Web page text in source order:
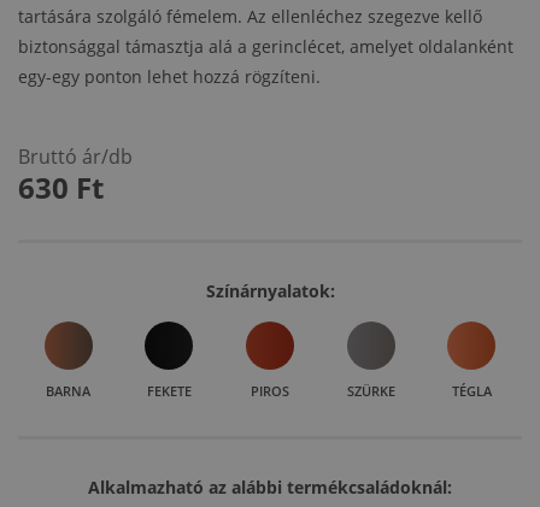
tartására szolgáló fémelem. Az ellenléchez szegezve kellő
biztonsággal támasztja alá a gerinclécet, amelyet oldalanként
egy-egy ponton lehet hozzá rögzíteni.
Bruttó ár/db
630 Ft
Színárnyalatok:
BARNA FEKETE PIROS SZÜRKE TÉGLA
Alkalmazható az alábbi termékcsaládoknál: